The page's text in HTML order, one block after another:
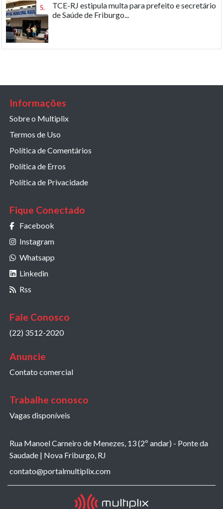
5.
TCE-RJ estipula multa para prefeito e secretário
de Saúde de Friburgo...
Informações
Sobre o Multiplix
Termos de Uso
Política de Comentários
Política de Erros
Política de Privacidade
Fique Conectado
Facebook
Instagram
Whatsapp
Linkedin
Rss
Fale Conosco
(22) 3512-2020
Anuncie
Contato comercial
Trabalhe conosco
Vagas disponíveis
Rua Manoel Carneiro de Menezes, 13 (2º andar) - Ponte da
Saudade | Nova Friburgo, RJ
contato@portalmultiplix.com